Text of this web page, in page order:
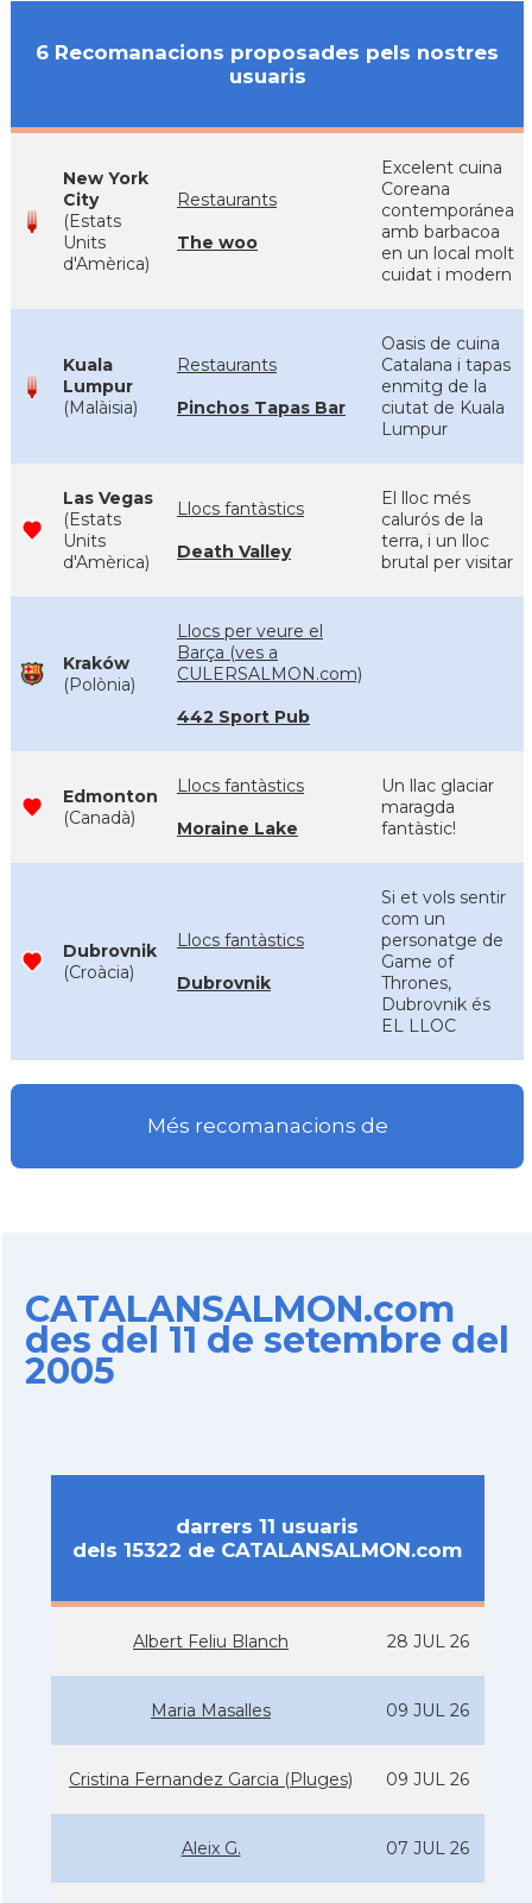
6 Recomanacions proposades pels nostres
usuaris
New York
City
(Estats
Units
d'Amèrica)
Restaurants
The woo
Excelent cuina
Coreana
contemporánea
amb barbacoa
en un local molt
cuidat i modern
Kuala
Lumpur
(Malàisia)
Restaurants
Pinchos Tapas Bar
Oasis de cuina
Catalana i tapas
enmitg de la
ciutat de Kuala
Lumpur
Las Vegas
(Estats
Units
d'Amèrica)
Llocs fantàstics
Death Valley
El lloc més
calurós de la
terra, i un lloc
brutal per visitar
Kraków
(Polònia)
Llocs per veure el
Barça (ves a
CULERSALMON.com)
442 Sport Pub
Edmonton
(Canadà)
Llocs fantàstics
Moraine Lake
Un llac glaciar
maragda
fantàstic!
Dubrovnik
(Croàcia)
Llocs fantàstics
Dubrovnik
Si et vols sentir
com un
personatge de
Game of
Thrones,
Dubrovnik és
EL LLOC
Més recomanacions de
CATALANSALMON.com
des del 11 de setembre del
2005
darrers 11 usuaris
dels 15322 de CATALANSALMON.com
Albert Feliu Blanch 28 JUL 26
Maria Masalles 09 JUL 26
Cristina Fernandez Garcia (Pluges) 09 JUL 26
Aleix G. 07 JUL 26